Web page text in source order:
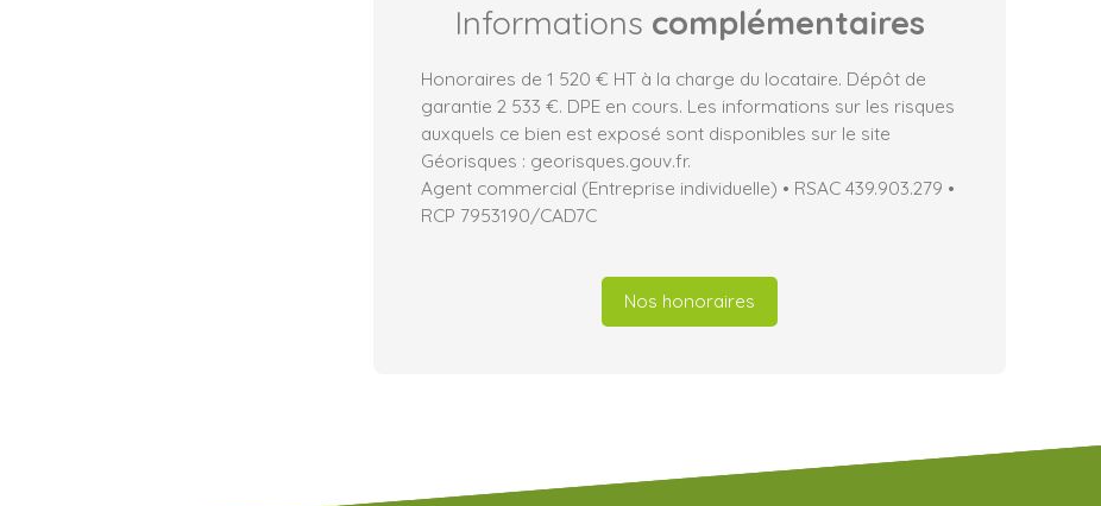
Informations complémentaires
Honoraires de 1 520 € HT à la charge du locataire. Dépôt de
garantie 2 533 €. DPE en cours. Les informations sur les risques
auxquels ce bien est exposé sont disponibles sur le site
Géorisques : georisques.gouv.fr.
Agent commercial (Entreprise individuelle) • RSAC 439.903.279 •
RCP 7953190/CAD7C
Nos honoraires